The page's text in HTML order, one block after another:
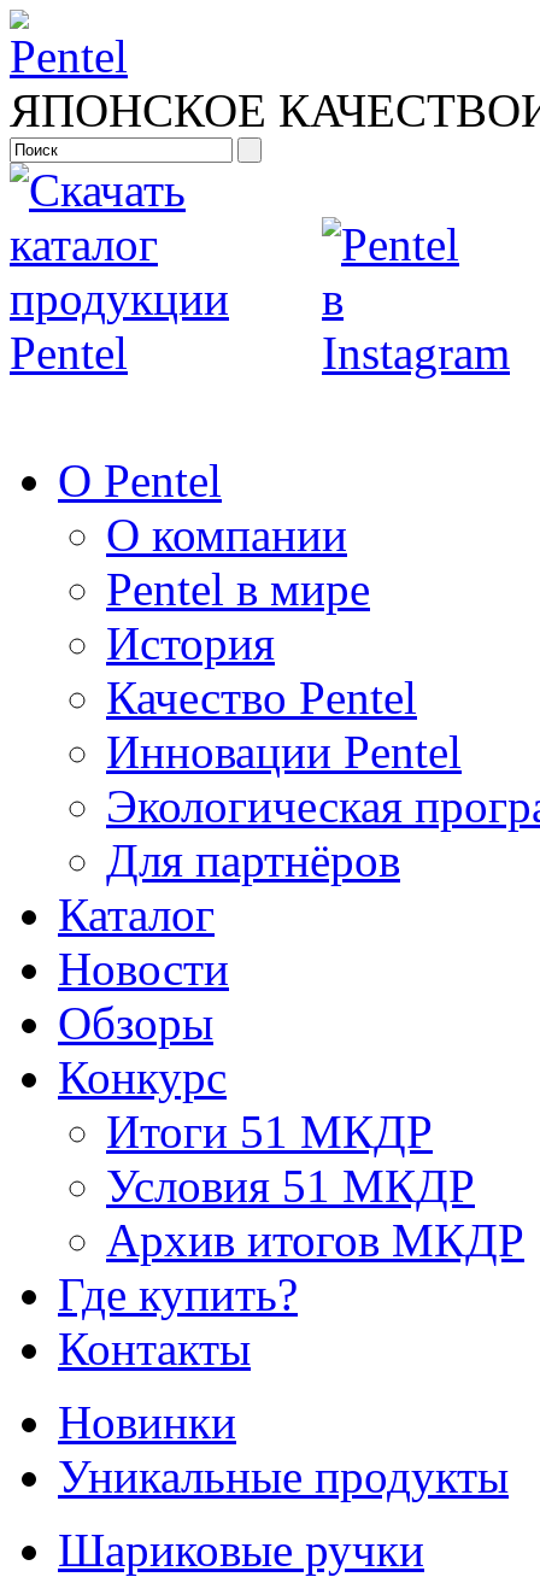
ЯПОНСКОЕ КАЧЕСТВО
О Pentel
О компании
Pentel в мире
История
Качество Pentel
Инновации Pentel
Экологическая
Для партнёров
Каталог
Новости
Обзоры
Конкурс
Итоги 51 МКДР
Условия 51 МКДР
Архив итогов МКДР
Где купить?
Контакты
Новинки
Уникальные продукты
Шариковые ручки